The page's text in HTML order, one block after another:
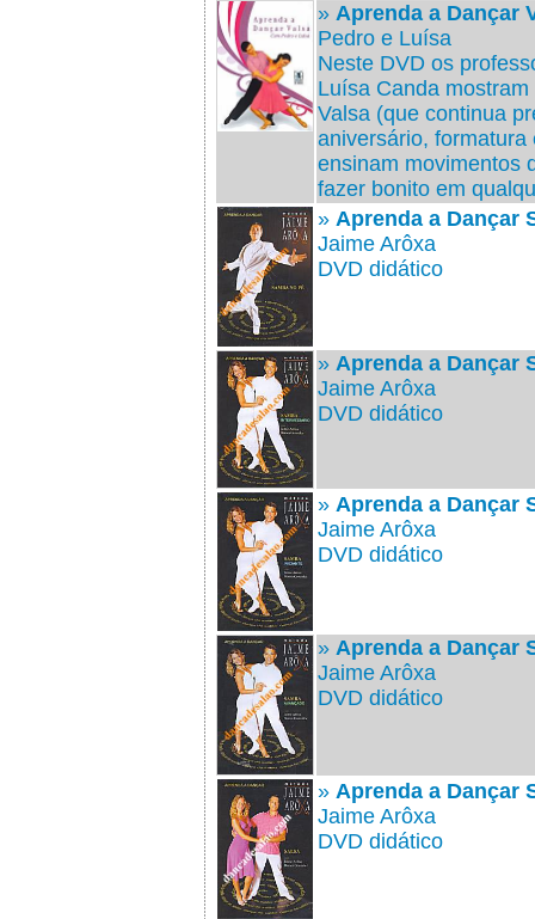
» Aprenda a Dançar
Pedro e Luísa
Neste DVD os
Luísa Canda
Valsa (que continua
aniversário, formatura
ensinam movimentos
fazer bonito em
» Aprenda a Dançar
Jaime Arôxa
DVD didático
» Aprenda a Dançar
Jaime Arôxa
DVD didático
» Aprenda a Dançar
Jaime Arôxa
DVD didático
» Aprenda a Dançar
Jaime Arôxa
DVD didático
» Aprenda a Dançar
Jaime Arôxa
DVD didático